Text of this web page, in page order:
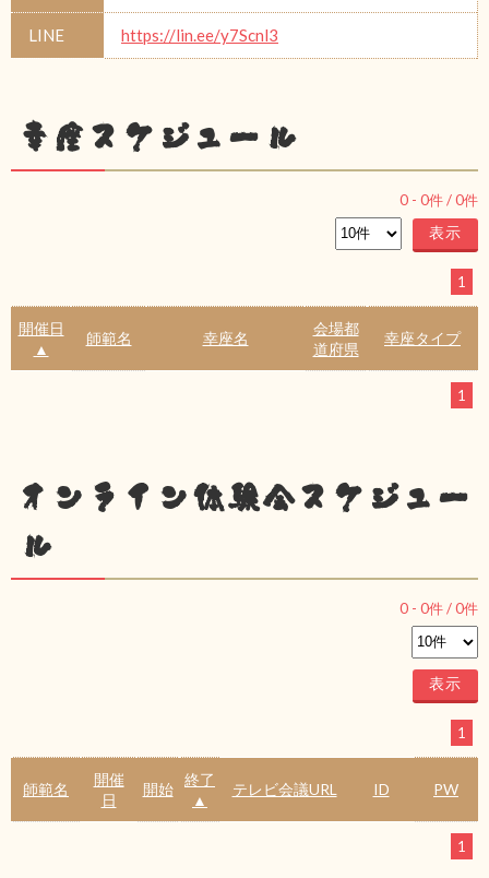
LINE https://lin.ee/y7Scnl3
幸座スケジュール
0 - 0件 /0件
1
開催日
▲
師範名 幸座名
会場都
道府県
幸座タイプ
1
オンライン体験会スケジュー
ル
0 - 0件 /0件
1
師範名
開催
日
開始
終了
▲
テレビ会議URL ID PW
1